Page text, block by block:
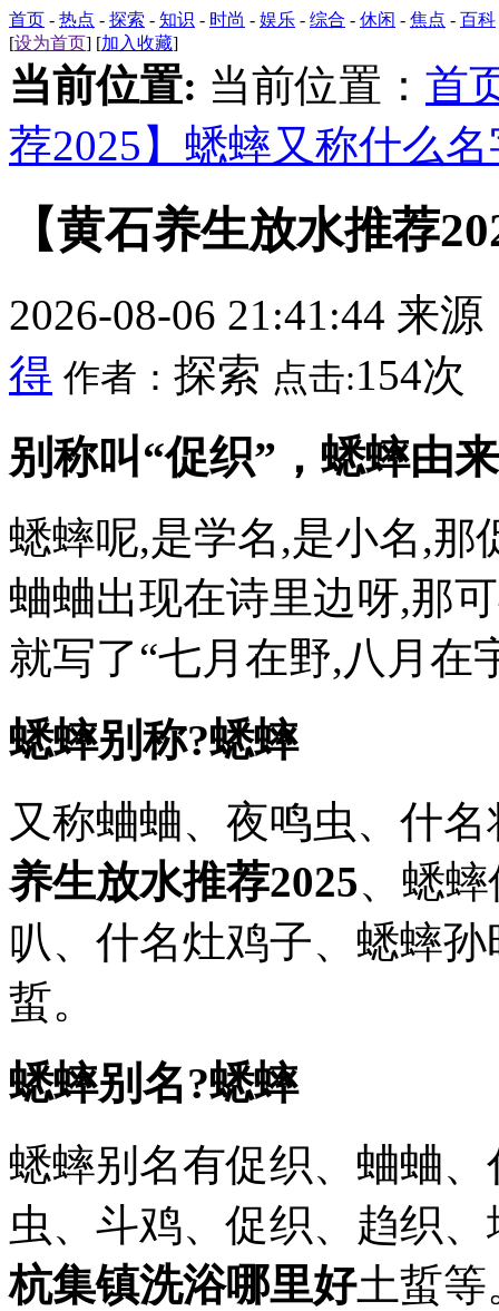
首页 - 热点 - 探索 - 知识 - 时尚 - 娱乐 - 综合 - 休闲 - 焦点 - 百科
[设为首页] [加入收藏]
当前位置: 当前位置： 首
荐2025】蟋蟀又称什么
【黄石养生放水推荐
2026-08-06 21:41:44 来源
得 作者： 探索 点击:154次
别称叫“促织”，蟋蟀由
蟋蟀呢,是学名,是小名,那
蛐蛐出现在诗里边呀,那
就写了“七月在野,八月在
蟋蟀别称?蟋蟀
又称蛐蛐、夜鸣虫、什
养生放水推荐2025、蟋
叭、什名灶鸡子、蟋蟀孙
蜇。
蟋蟀别名?蟋蟀
蟋蟀别名有促织、蛐蛐
虫、斗鸡、促织、趋织
杭集镇洗浴哪里好土蜇等